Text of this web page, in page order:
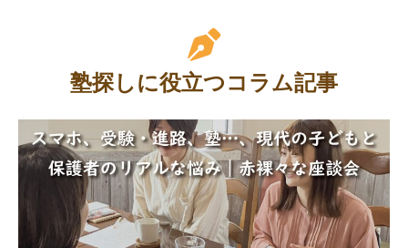
塾探しに役立つコラム記事